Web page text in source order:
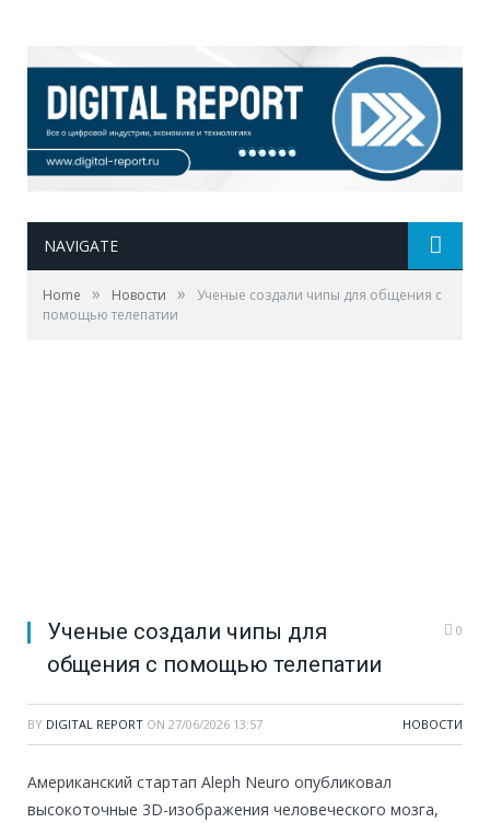
NAVIGATE
Home » Новости »
Ученые создали чипы для общения с
помощью телепатии
Ученые создали чипы для
общения с помощью телепатии
0
BY DIGITAL REPORT ON 27/06/2026 13:57 НОВОСТИ
Американский стартап Aleph Neuro опубликовал
высокоточные 3D-изображения человеческого мозга,